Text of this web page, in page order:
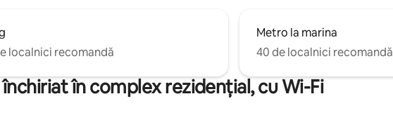
localnici recomandă
Metro la marina
40 de localnici recomandă
în complex rezidențial, cu Wi-Fi